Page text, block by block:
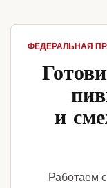
ФЕДЕРАЛЬНАЯ
и
Работаем